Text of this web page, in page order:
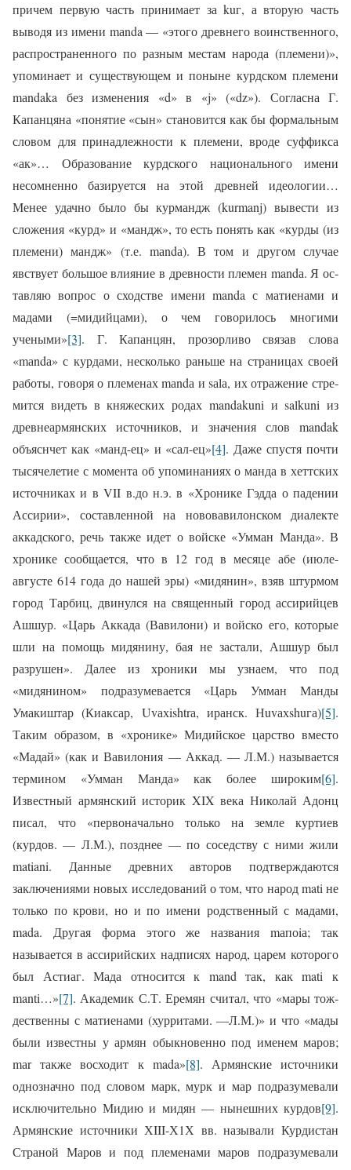
причем первую часть принимает за kuг, а вторую часть
выводя из имени mаnda — «этого древнего воинст­венного,
распространенного по разным местам народа (племени)»,
упоминает и существующем и поныне курдском племени
mаndaka без изменения «d» в «j» («dz»). Согласна Г.
Капанцяна «понятие «сын» становится как бы фор­мальным
словом для принадлежности к племени, вроде суффикса
«ак»… Образо­вание курдского национального имени
несомненно базируется на этой древней идеологии…
Менее удачно было бы курмандж (kurmanj) вывести из
сложения «курд» и «мандж», то есть понять как «кур­ды (из
племени) мандж» (т.е. mаndа). В том и другом случае
явствует большое влияние в древности племен mandа. Я ос­
тавляю вопрос о сходстве имени manda с матиенами и
мадами (=мидийцами), о чем говорилось многими
учеными»[3]. Г. Капанцян, прозорливо связав сло­ва
«mаndа» с курдами, несколько раньше на страницах своей
работы, говоря о пле­менах mаndа и sаlа, их отражение стре­
мится видеть в княжеских родах mandakuni и salkuni из
древнеармянских источников, и значения слов mandak
объяснчет как «манд-ец» и «сал-ец»[4]. Даже спустя почти
тысячелетие с момента об упоминаниях о манда в хеттских
источниках и вVII в.до н.э. в «Хронике Гэдда о падении
Ассирии», со­ставленной на нововавилонском диалек­те
аккадского, речь также идет о войске «Умман Манда». В
хронике сообщается, что в 12 год в месяце абе (июле-
августе 614 года до нашей эры) «мидянин», взяв штурмом
город Тарбиц, двинулся на свя­щенный город ассирийцев
Ашшур. «Царь Аккада (Вавилони) и войско его, кото­рые
шли на помощь мидянину, бая не за­стали, Ашшур был
разрушен». Далее из хроники мы узнаем, что под
«мидянином» подразумевается «Царь Умман Манды
Умакиштар (Киаксар, Uvахishtrа, иранск. Нuvахshuга)[5].
Таким образом, в «хронике» Мидийское царство вместо
«Мадай» (как и Вавилония — Аккад. — Л.М.) называется
термином «Умман Манда» как более широким[6].
Известный армянский историк XIX ве­ка Николай Адонц
писал, что «первона­чально только на земле куртиев
(курдов. — Л.М.), позднее — по соседству с ними жили
matiani. Данные древних авторов подтверждаются
заключениями новых ис­следований о том, что народ mati не
толь­ко по крови, но и по имени родственный с мадами,
mada. Другая форма этого же названия mапоiа; так
называется в асси­рийских надписях народ, царем которо­го
был Астиаг. Мада относится к mand так, как mati к
manti…»[7]. Акаде­мик С.Т. Еремян считал, что «мары тож­
дественны с матиенами (хурритами. —Л.М.)» и что «мады
были известны у ар­мян обыкновенно под именем маров;
mаrтакже восходит к mada»[8]. Армян­ские источники
однозначно под словом марк, мурк и мар подразумевали
исклю­чительно Мидию и мидян — нынешних курдов[9].
Армянские источ­ники ХIII-Х1Х вв. называли Курдистан
Страной Маров и под племенами маров подразумевали